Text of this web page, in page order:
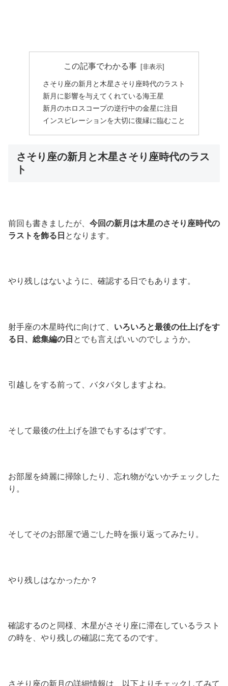
この記事でわかる事
さそり座の新月と木星さそり座時代のラスト
新月に影響を与えてくれている海王星
新月のホロスコープの逆行中の金星に注目
インスピレーションを大切に復縁に臨むこと
さそり座の新月と木星さそり座時代のラス
ト
前回も書きましたが、 今回の新月は木星のさそり座時代の
ラストを飾る日 となります。
やり残しはないように、確認する日でもあります。
射手座の木星時代に向けて、 いろいろと最後の仕上げをす
る日、総集編の日 とでも言えばいいのでしょうか。
引越しをする前って、バタバタしますよね。
そして最後の仕上げを誰でもするはずです。
お部屋を綺麗に掃除したり、忘れ物がないかチェックした
り。
そしてそのお部屋で過ごした時を振り返ってみたり。
やり残しはなかったか？
確認するのと同様、木星がさそり座に滞在しているラスト
の時を、やり残しの確認に充てるのです。
さそり座の新月の詳細情報は、以下よりチェックしてみて